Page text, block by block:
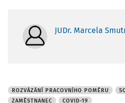
JUDr. Marcela
ROZVÁZÁNÍ PRACOVNÍHO POMĚRU
ZAMĚSTNANEC
COVID-19